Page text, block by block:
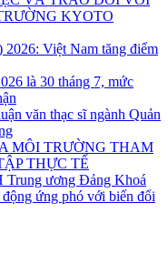
KYOTO
Việt Nam tăng điểm
là 30 tháng 7, mức
văn thạc sĩ ngành Quản
MÔI TRƯỜNG THAM
THỰC TẾ
Trung ương Đảng Khoá
ứng phó với biến đổi